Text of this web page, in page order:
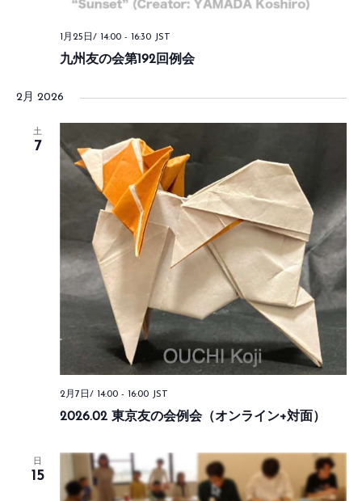
1月25日/ 14:00- 16:30 JST
九州友の会第192回例会
2月 2026
土
7
2月7日/ 14:00- 16:00 JST
2026.02 東京友の会例会（オンライン+対面）
日
15